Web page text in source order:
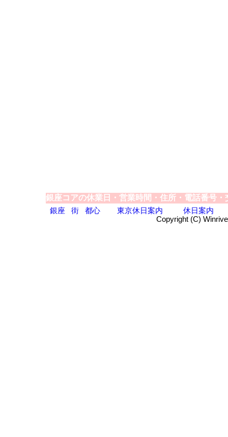
銀座コアの休業日・営業時間・住所・電話番号
銀座
街 都心 東京休日案内
休日案内
Copyright (C)